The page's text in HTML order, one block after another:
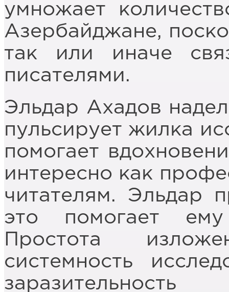
умножает
Азербайджане,
так или иначе
писателями.
Эльдар Ахадов
пульсирует жилка
помогает
интересно как
читателям. Эльдар
это помогает ему
Простота
системность